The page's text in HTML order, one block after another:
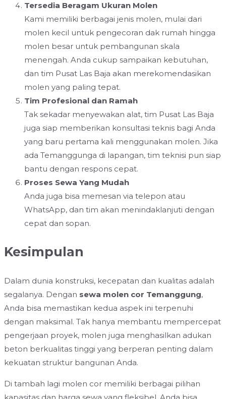
Tersedia Beragam Ukuran Molen
Kami memiliki berbagai jenis molen, mulai dari
molen kecil untuk pengecoran dak rumah hingga
molen besar untuk pembangunan skala
menengah. Anda cukup sampaikan kebutuhan,
dan tim Pusat Las Baja akan merekomendasikan
molen yang paling tepat.
Tim Profesional dan Ramah
Tak sekadar menyewakan alat, tim Pusat Las Baja
juga siap memberikan konsultasi teknis bagi Anda
yang baru pertama kali menggunakan molen. Jika
ada Temanggunga di lapangan, tim teknisi pun siap
bantu dengan respons cepat.
Proses Sewa Yang Mudah
Anda juga bisa memesan via telepon atau
WhatsApp, dan tim akan menindaklanjuti dengan
cepat dan sopan.
Kesimpulan
Dalam dunia konstruksi, kecepatan dan kualitas adalah
segalanya. Dengan sewa molen cor Temanggung,
Anda bisa memastikan kedua aspek ini terpenuhi
dengan maksimal. Tak hanya membantu mempercepat
pengerjaan proyek, molen juga menghasilkan adukan
beton berkualitas tinggi yang berperan penting dalam
kekuatan struktur bangunan Anda.
Di tambah lagi molen cor memiliki berbagai pilihan